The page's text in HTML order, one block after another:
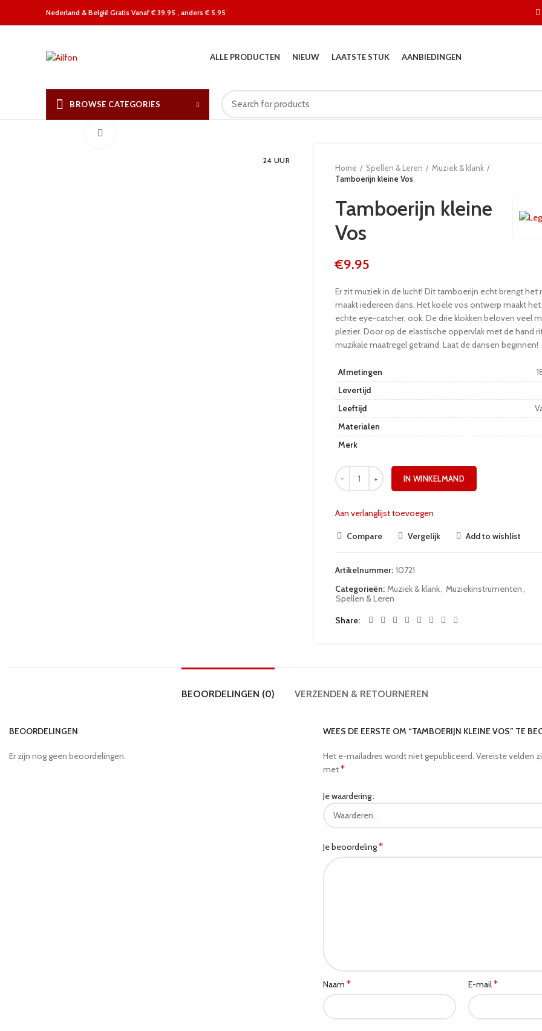
Nederland & België Gratis Vanaf € 39.95 , anders € 5.95
ALLE PRODUCTEN NIEUW LAATSTE STUK AANBIEDINGEN
BROWSE CATEGORIES
24 UUR
Home Spellen & Leren
Muziek & klank
Tamboerijn kleine Vos
Tamboerijn kleine
Vos
€9.95
Er zit muziek in de lucht! Dit tamboerijn echt brengt het
maakt iedereen dans. Het koele vos ontwerp maakt
echte eye-catcher, ook. De drie klokken beloven veel
plezier. Door op de elastische oppervlak met de hand
muzikale maatregel getraind. Laat de dansen beginnen!
Afmetingen
Levertijd
Leeftijd
Materialen
Merk
IN WINKELMAND
Aan verlanglijst toevoegen
Compare Vergelijk Add to wishlist
Artikelnummer: 10721
Categorieën: Muziek & klank, Muziekinstrumenten,
Spellen & Leren
Share
BEOORDELINGEN (0) VERZENDEN & RETOURNEREN
BEOORDELINGEN
Er zijn nog geen beoordelingen.
WEES DE EERSTE OM “TAMBOERIJN KLEINE VOS” TE
Het e-mailadres wordt niet gepubliceerd. Vereiste velden
met*
Je waardering
Je beoordeling*
Naam * E-mail*